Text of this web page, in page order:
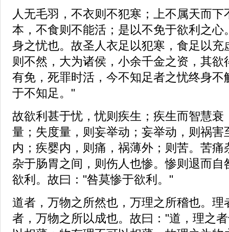
人无毛羽，不衣则不犯寒；上不属天而
本，不食则不能活；是以不免于欲利之心
身之忧也。故圣人衣足以犯寒，食足以充
则不然，大为诸侯，小余千金之资，其
有免，死罪时活，今不知足者之忧终身不
于不知足。"
故欲利甚于忧，忧则疾生；疾生而智慧衰
量；失度量，则妄举动；妄举动，则祸害
内；疾婴内，则痛，祸薄外；则苦。苦
杂于肠胃之间，则伤人也惨。惨则退而自
欲利。故曰："咎莫惨于欲利。"
道者，万物之所然也，万理之所稽也。理
者，万物之所以成也。故曰："道，理之